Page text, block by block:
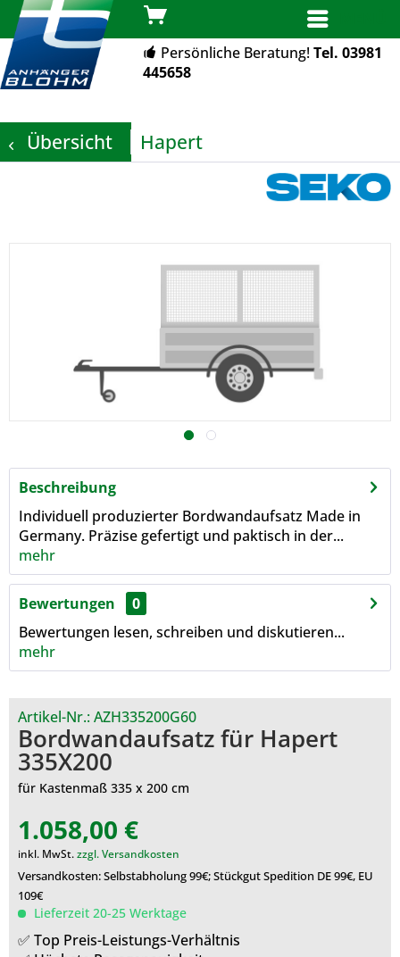
Persönliche Beratung!Tel. 03981
445658
Übersicht Hapert
Beschreibung
Individuell produzierter Bordwandaufsatz Made in
Germany. Präzise gefertigt und paktisch in der...
mehr
Bewertungen
0
Bewertungen lesen, schreiben und diskutieren...
mehr
Artikel-Nr.:AZH335200G60
Bordwandaufsatz für Hapert
335X200
für Kastenmaß 335 x 200 cm
1.058,00 €
inkl. MwSt.zzgl. Versandkosten
Versandkosten: Selbstabholung 99€; Stückgut Spedition DE 99€, EU
109€
Lieferzeit 20-25 Werktage
✅ Top Preis-Leistungs-Verhältnis